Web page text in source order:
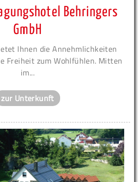
Behringers
GmbH
Ihnen die Annehmlichkeiten
Freiheit zum Wohlfühlen. Mitten
im...
zur Unterkunft